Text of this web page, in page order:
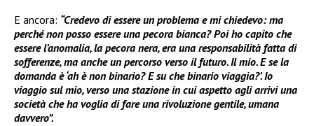
E ancora: “Credevo di essere un problema e mi chiedevo: ma
perché non posso essere una pecora bianca? Poi ho capito che
essere l’anomalia, la pecora nera, era una responsabilità fatta di
sofferenze, ma anche un percorso verso il futuro. Il mio. E se la
domanda è ‘ah è non binario? E su che binario viaggia?’. Io
viaggio sul mio, verso una stazione in cui aspetto agli arrivi una
società che ha voglia di fare una rivoluzione gentile, umana
davvero”.